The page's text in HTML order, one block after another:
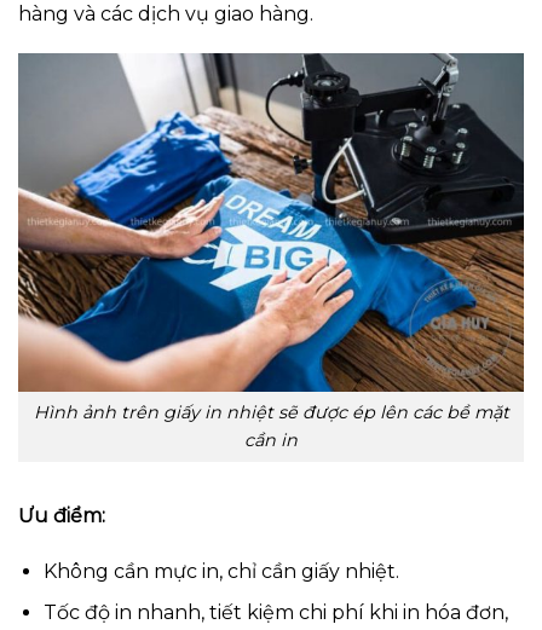
hàng và các dịch vụ giao hàng.
Hình ảnh trên giấy in nhiệt sẽ được ép lên các bề mặt
cần in
Ưu điểm:
Không cần mực in, chỉ cần giấy nhiệt.
Tốc độ in nhanh, tiết kiệm chi phí khi in hóa đơn,